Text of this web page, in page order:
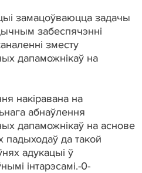
замацоўваюцца задачы
забеспячэнні
зместу
дапаможнікаў на
накіравана на
абнаўлення
дапаможнікаў на аснове
падыходаў да такой
адукацыі ў
інтарэсамі.-0-